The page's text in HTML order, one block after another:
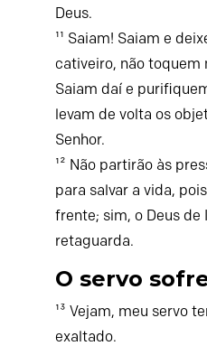
Deus.
¹¹ Saiam! Saiam e
cativeiro, não toquem
Saiam daí e
levam de volta os
Senhor.
¹² Não partirão às
para salvar a vida,
frente; sim, o Deus de
retaguarda.
O servo
¹³ Vejam, meu servo
exaltado.